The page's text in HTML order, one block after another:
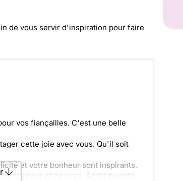
de vous servir d'inspiration pour faire
vos fiançailles. C'est une belle
cette joie avec vous. Qu'il soit
et votre bonheur sont inspirants.
d’amour et de rires. À très bientôt